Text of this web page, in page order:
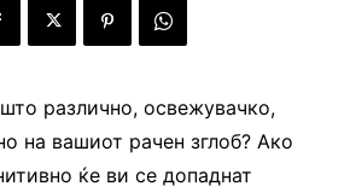
различно, освежувачко,
на вашиот рачен зглоб? Ако
ќе ви се допаднат